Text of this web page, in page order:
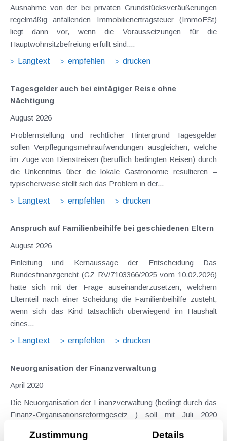
Zustimmung Details
Ausnahme von der bei privaten Grundstücksveräußerungen
regelmäßig anfallenden Immobilienertragsteuer (ImmoESt)
liegt dann vor, wenn die Voraussetzungen für die
Hauptwohnsitzbefreiung erfüllt sind....
Langtext
empfehlen drucken
Tagesgelder auch bei eintägiger Reise ohne
Nächtigung
August 2026
Problemstellung und rechtlicher Hintergrund Tagesgelder
sollen Verpflegungsmehraufwendungen ausgleichen, welche
im Zuge von Dienstreisen (beruflich bedingten Reisen) durch
die Unkenntnis über die lokale Gastronomie resultieren –
typischerweise stellt sich das Problem in der...
Langtext
empfehlen drucken
Anspruch auf Familienbeihilfe bei geschiedenen Eltern
August 2026
Einleitung und Kernaussage der Entscheidung Das
Bundesfinanzgericht (GZ RV/7103366/2025 vom 10.02.2026)
hatte sich mit der Frage auseinanderzusetzen, welchem
Elternteil nach einer Scheidung die Familienbeihilfe zusteht,
wenn sich das Kind tatsächlich überwiegend im Haushalt
eines...
Langtext
empfehlen drucken
Neuorganisation der Finanzverwaltung
April 2020
Die Neuorganisation der Finanzverwaltung (bedingt durch das
Finanz-Organisationsreformgesetz ) soll mit Juli 2020
Zusammenfassung der bisherigen Organisationsstruktur